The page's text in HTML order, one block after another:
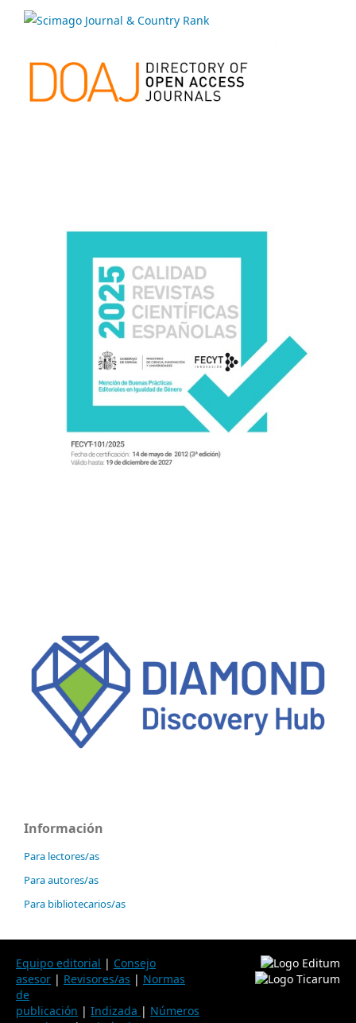
Información
Para lectores/as
Para autores/as
Para bibliotecarios/as
Equipo editorial | Consejo
asesor | Revisores/as | Normas
de
publicación | Indizada | Números